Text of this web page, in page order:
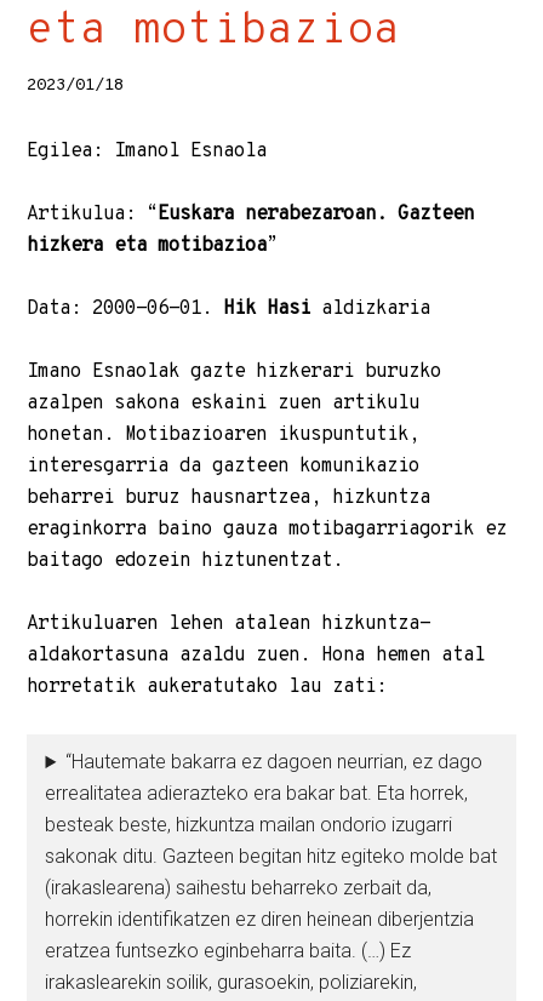
eta motibazioa
2023/01/18
Egilea: Imanol Esnaola
Artikulua: “Euskara nerabezaroan. Gazteen
hizkera eta motibazioa”
Data: 2000-06-01. Hik Hasi aldizkaria
Imano Esnaolak gazte hizkerari buruzko
azalpen sakona eskaini zuen artikulu
honetan. Motibazioaren ikuspuntutik,
interesgarria da gazteen komunikazio
beharrei buruz hausnartzea, hizkuntza
eraginkorra baino gauza motibagarriagorik ez
baitago edozein hiztunentzat.
Artikuluaren lehen atalean hizkuntza-
aldakortasuna azaldu zuen. Hona hemen atal
horretatik aukeratutako lau zati:
“Hautemate bakarra ez dagoen neurrian, ez dago
errealitatea adierazteko era bakar bat. Eta horrek,
besteak beste, hizkuntza mailan ondorio izugarri
sakonak ditu. Gazteen begitan hitz egiteko molde bat
(irakaslearena) saihestu beharreko zerbait da,
horrekin identifikatzen ez diren heinean diberjentzia
eratzea funtsezko eginbeharra baita. (…) Ez
irakaslearekin soilik, gurasoekin, poliziarekin,